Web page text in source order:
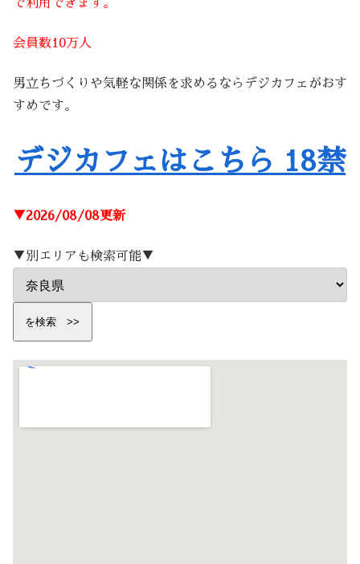
で利用できます。
会員数10万人
男立ちづくりや気軽な関係を求めるならデジカフェがおす
すめです。
デジカフェはこちら 18禁
▼2026/08/08更新
▼別エリアも検索可能▼